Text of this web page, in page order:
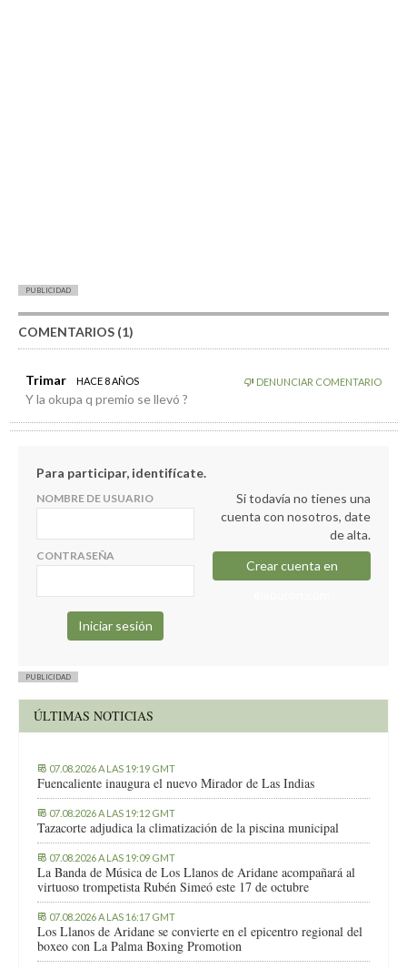
PUBLICIDAD
COMENTARIOS (1)
Trimar HACE 8 AÑOS DENUNCIAR COMENTARIO
Y la okupa q premio se llevó ?
Para participar, identifícate.
NOMBRE DE USUARIO
CONTRASEÑA
Si todavía no tienes una
cuenta con nosotros, date
de alta.
Crear cuenta en
PUBLICIDAD
ÚLTIMAS NOTICIAS
07.08.2026 A LAS 19:19 GMT
Fuencaliente inaugura el nuevo Mirador de Las Indias
07.08.2026 A LAS 19:12 GMT
Tazacorte adjudica la climatización de la piscina municipal
07.08.2026 A LAS 19:09 GMT
La Banda de Música de Los Llanos de Aridane acompañará al
virtuoso trompetista Rubén Simeó este 17 de octubre
07.08.2026 A LAS 16:17 GMT
Los Llanos de Aridane se convierte en el epicentro regional del
boxeo con La Palma Boxing Promotion